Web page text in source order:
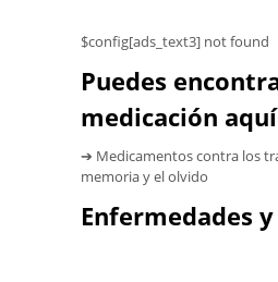
$config[ads_text3] not found
Puedes
medicación aquí
➔ Medicamentos contra los
memoria y el olvido
Enfermedades